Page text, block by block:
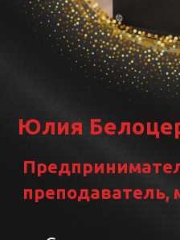
маркетингу и продажам